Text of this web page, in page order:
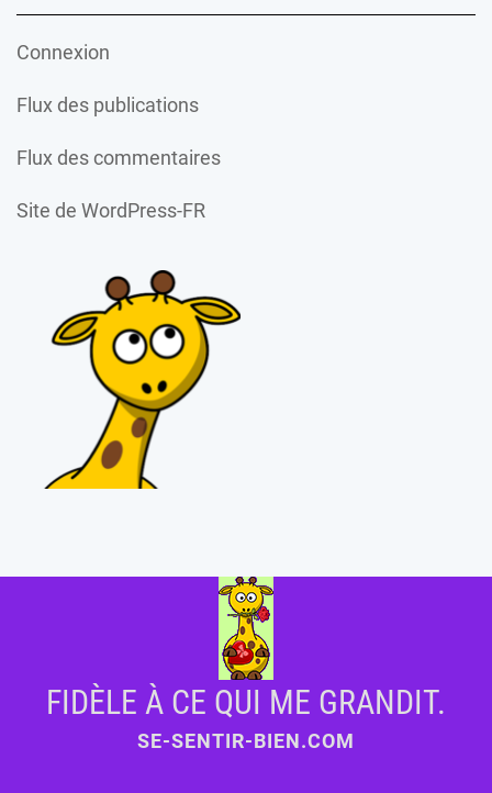
Connexion
Flux des publications
Flux des commentaires
Site de WordPress-FR
FIDÈLE À CE QUI ME GRANDIT.
SE-SENTIR-BIEN.COM